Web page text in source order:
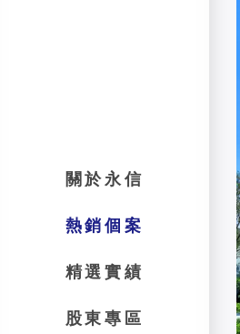
關於永信
熱銷個案
精選實績
股東專區